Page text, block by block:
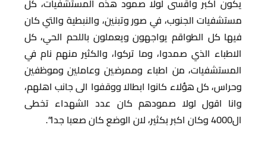
يكون اكبر واقسى لولا صمود هذه المستشفيات، كل
مستشفيات الجنوب، في صور وتبنين، والنبطية والتي كان
فيها كل الطواقم يواجهون ويعملون باللحم الحي، كل
الاطباء الذي صمدوا، وما تركوا، والكثير منهم نام في
المستشفيات، من اطباء وممرضين وعاملين وموظفين
وحراس، كل هؤلاء كانوا ابطالا ووقفوا الى جانب اهلهم،
وانا اقول لولا صمودهم كان عدد الشهداء تخطى
ال4000 وكان اكبر بكثير، لان الوضع كان صعبا جدا”.